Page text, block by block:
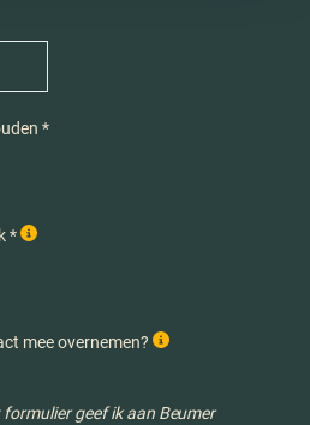
*
*
mee overnemen?
geef ik aan Beumer